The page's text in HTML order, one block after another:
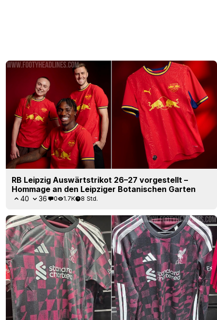
RB Leipzig Auswärtstrikot 26–27 vorgestellt –
Hommage an den Leipziger Botanischen Garten
40 36 0 1.7K 8 Std.